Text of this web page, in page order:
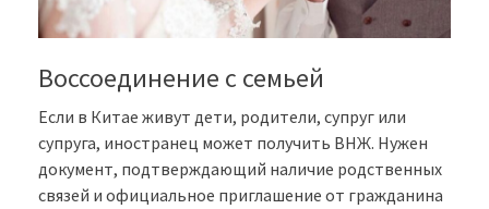
Воссоединение с семьей
Если в Китае живут дети, родители, супруг или
супруга, иностранец может получить ВНЖ. Нужен
документ, подтверждающий наличие родственных
связей и официальное приглашение от гражданина